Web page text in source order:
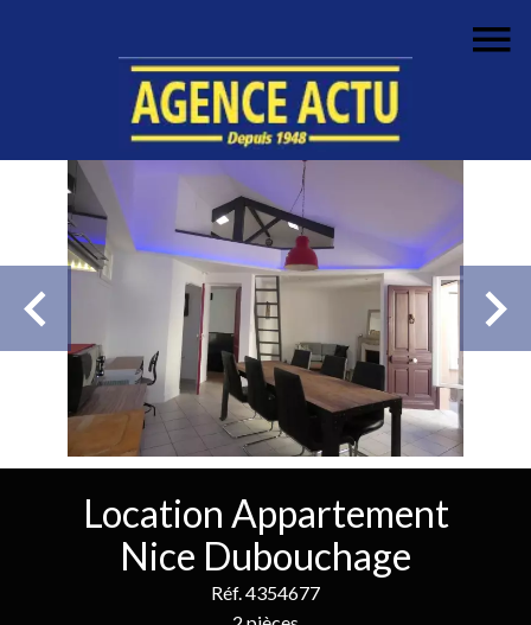
Location Appartement
Nice Dubouchage
Réf. 4354677